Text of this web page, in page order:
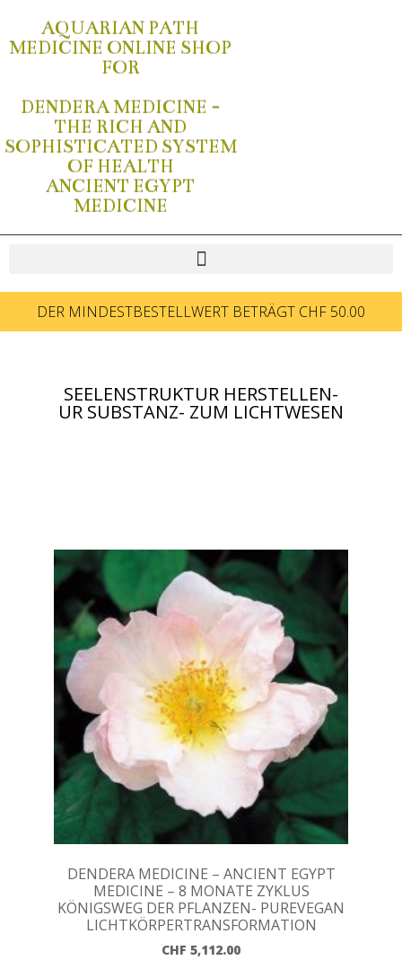
AQUARIAN PATH
MEDICINE ONLINE SHOP
FOR
DENDERA MEDICINE -
THE RICH AND
SOPHISTICATED SYSTEM
OF HEALTH
ANCIENT EGYPT
MEDICINE
DER MINDESTBESTELLWERT BETRÄGT CHF 50.00
SEELENSTRUKTUR HERSTELLEN-
UR SUBSTANZ- ZUM LICHTWESEN
DENDERA MEDICINE – ANCIENT EGYPT
MEDICINE – 8 MONATE ZYKLUS
KÖNIGSWEG DER PFLANZEN- PUREVEGAN
LICHTKÖRPERTRANSFORMATION
CHF 5,112.00